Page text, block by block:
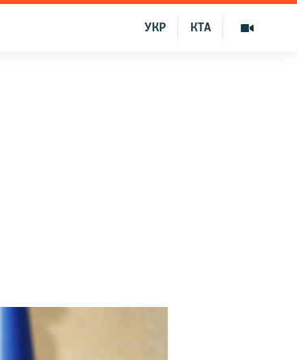
КТА
УКР